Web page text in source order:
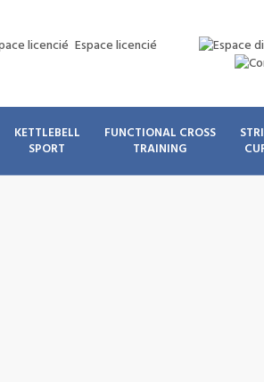
Espace licencié
KETTLEBELL
SPORT
FUNCTIONAL CROSS
TRAINING